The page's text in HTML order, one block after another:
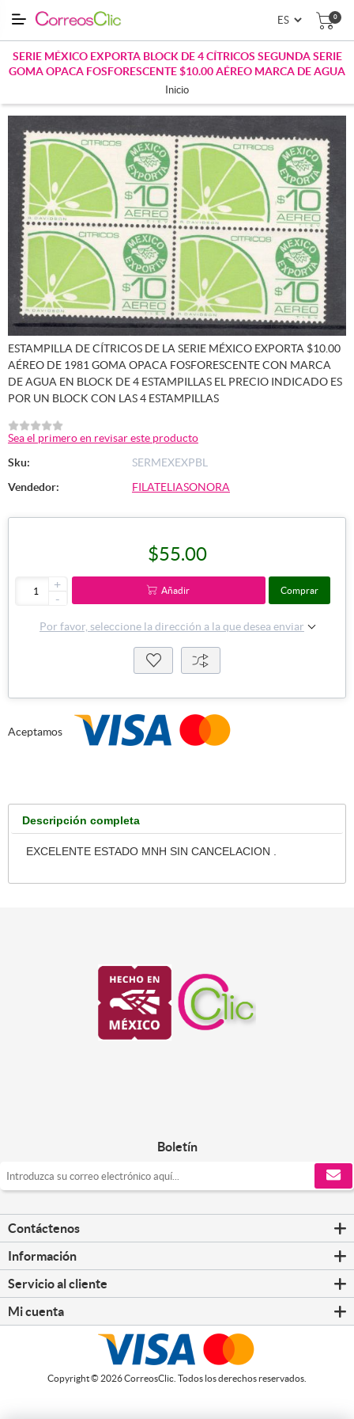
0
SERIE MÉXICO EXPORTA BLOCK DE 4 CÍTRICOS SEGUNDA SERIE
GOMA OPACA FOSFORESCENTE $10.00 AÉREO MARCA DE AGUA
Inicio
ESTAMPILLA DE CÍTRICOS DE LA SERIE MÉXICO EXPORTA $10.00
AÉREO DE 1981 GOMA OPACA FOSFORESCENTE CON MARCA
DE AGUA EN BLOCK DE 4 ESTAMPILLAS EL PRECIO INDICADO ES
POR UN BLOCK CON LAS 4 ESTAMPILLAS
Sea el primero en revisar este producto
Sku:
SERMEXEXPBL
Vendedor:
FILATELIASONORA
$55.00
+
-
Añadir Comprar
Por favor, seleccione la dirección a la que desea enviar
Aceptamos
Descripción completa
EXCELENTE ESTADO MNH SIN CANCELACION .
Boletín
Contáctenos
Información
Servicio al cliente
Mi cuenta
Copyright © 2026 CorreosClic. Todos los derechos reservados.